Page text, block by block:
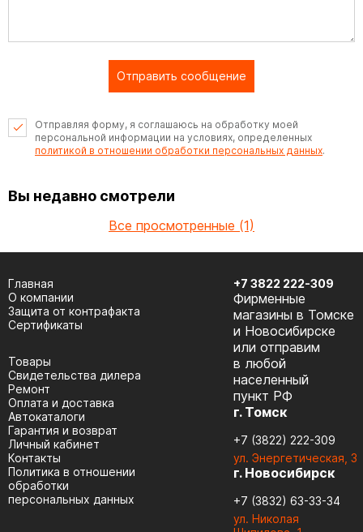
Отправить сообщение
Отправляя форму, я соглашаюсь на обработку моей
персональной информации на условиях, определенных
политикой в отношении обработки персональных данных.
Вы недавно смотрели
Все просмотренные (1)
Главная
О компании
Защита от контрафакта
Сертификаты
Товары
Cвидетельства дилера
Ремонт
Оплата и доставка
Автокаталоги
Гарантия и возврат
Личный кабинет
Контакты
Политика в отношении
обработки
персональных данных
+7 3822 222-309
Фирменные
магазины в Томске
и Новосибирске
или отправим
в любой
населенный
пункт РФ
г. Томск
+7 (3822) 222-309
ул. Энергетическая, 3
г. Новосибирск
+7 (3832) 63-33-34
ул. Николая